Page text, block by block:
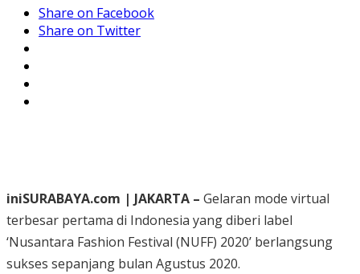
Share on Facebook
Share on Twitter
iniSURABAYA.com | JAKARTA – Gelaran mode virtual
terbesar pertama di Indonesia yang diberi label
‘Nusantara Fashion Festival (NUFF) 2020’ berlangsung
sukses sepanjang bulan Agustus 2020.